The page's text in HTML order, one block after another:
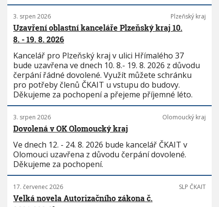
3. srpen 2026 Plzeňský kraj
Uzavření oblastní kanceláře Plzeňský kraj 10.
8. - 19. 8. 2026
Kancelář pro Plzeňský kraj v ulici Hřímalého 37
bude uzavřena ve dnech 10. 8.- 19. 8. 2026 z důvodu
čerpání řádné dovolené. Využít můžete schránku
pro potřeby členů ČKAIT u vstupu do budovy.
Děkujeme za pochopení a přejeme příjemné léto.
3. srpen 2026 Olomoucký kraj
Dovolená v OK Olomoucký kraj
Ve dnech 12. - 24. 8. 2026 bude kancelář ČKAIT v
Olomouci uzavřena z důvodu čerpání dovolené.
Děkujeme za pochopení.
17. červenec 2026 SLP ČKAIT
Velká novela Autorizačního zákona č.